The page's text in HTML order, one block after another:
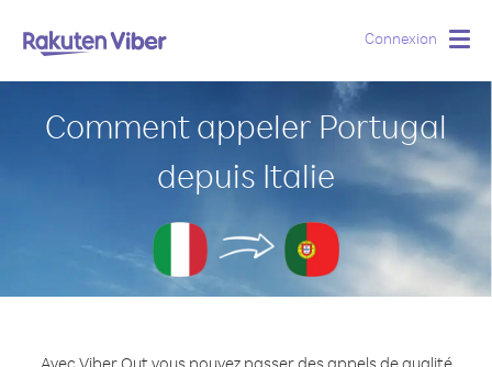
Connexion
Comment appeler Portugal
depuis Italie